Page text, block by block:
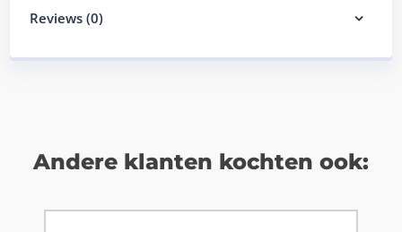
Reviews (0)
Andere klanten kochten ook: